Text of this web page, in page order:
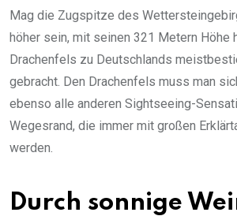
Mag die Zugspitze des
höher sein, mit seinen 321 Metern Höhe
Drachenfels zu Deutschlands
gebracht. Den Drachenfels muss man
ebenso alle anderen Sightseeing-
Wegesrand, die immer mit großen
werden.
Durch sonnige